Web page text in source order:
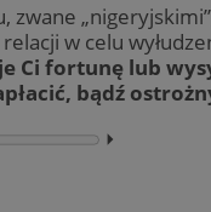
zwane
w celu
Ci fortunę lub
bądź
⏵︎